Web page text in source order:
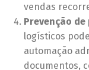
vendas
Prevenção de
logísticos
automação
documentos,